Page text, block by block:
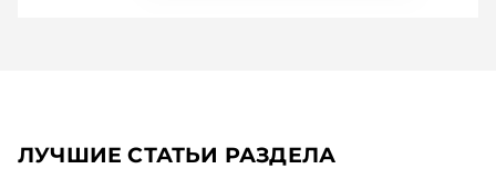
ЛУЧШИЕ СТАТЬИ РАЗДЕЛА